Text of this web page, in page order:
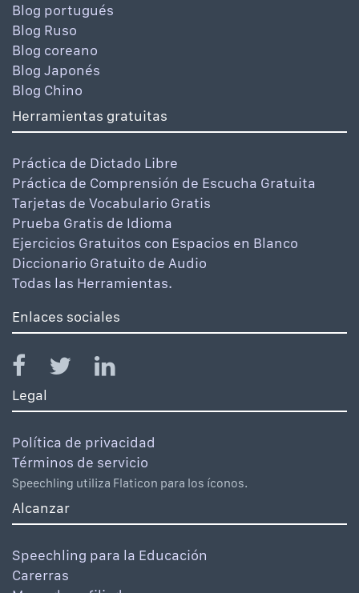
Blog portugués
Blog Ruso
Blog coreano
Blog Japonés
Blog Chino
Herramientas gratuitas
Práctica de Dictado Libre
Práctica de Comprensión de Escucha Gratuita
Tarjetas de Vocabulario Gratis
Prueba Gratis de Idioma
Ejercicios Gratuitos con Espacios en Blanco
Diccionario Gratuito de Audio
Todas las Herramientas.
Enlaces sociales
Legal
Política de privacidad
Términos de servicio
Speechling utiliza Flaticon para los íconos.
Alcanzar
Speechling para la Educación
Carerras